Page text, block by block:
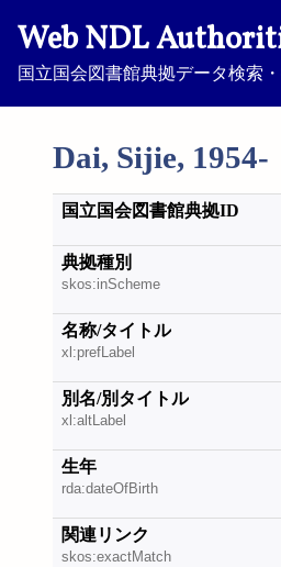
Web NDL
国立国会図書館典拠データ検索
Dai, Sijie, 1954-
国立国会図書館典拠ID
典拠種別
skos:inScheme
名称/タイトル
xl:prefLabel
別名/別タイトル
xl:altLabel
生年
rda:dateOfBirth
関連リンク
skos:exactMatch